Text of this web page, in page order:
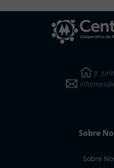
Jr.
Sobre
Sobre